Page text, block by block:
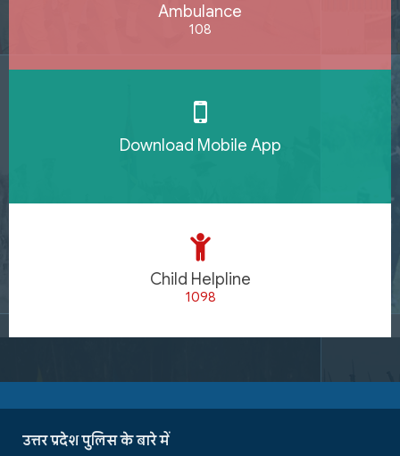
Ambulance
108
Download Mobile App
Child Helpline
1098
उत्तर प्रदेश पुलिस के बारे में